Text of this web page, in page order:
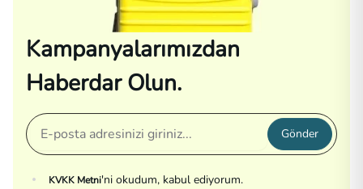
Kampanyalarımızdan
Haberdar Olun.
Gönder
KVKK Metni'ni okudum, kabul ediyorum.